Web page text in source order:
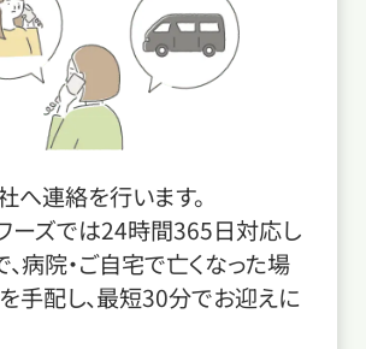
へ連絡を行います。
ーズでは24時間365日対応し
病院・ご自宅で亡くなった場
手配し、最短30分でお迎えに